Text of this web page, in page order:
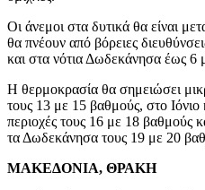
Οι άνεμοι στα δυτικά θα είναι
θα πνέουν από βόρειες
και στα νότια Δωδεκάνησα έως 6
Η θερμοκρασία θα σημειώσει
τους 13 με 15 βαθμούς, στο Ιόνιο
περιοχές τους 16 με 18 βαθμούς
τα Δωδεκάνησα τους 19 με 20
ΜΑΚΕΔΟΝΙΑ, ΘΡΑΚΗ